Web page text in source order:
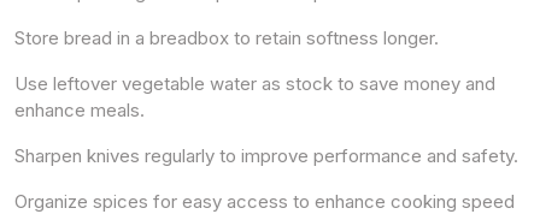
Store bread in a breadbox to retain softness longer.
Use leftover vegetable water as stock to save money and
enhance meals.
Sharpen knives regularly to improve performance and safety.
Organize spices for easy access to enhance cooking speed